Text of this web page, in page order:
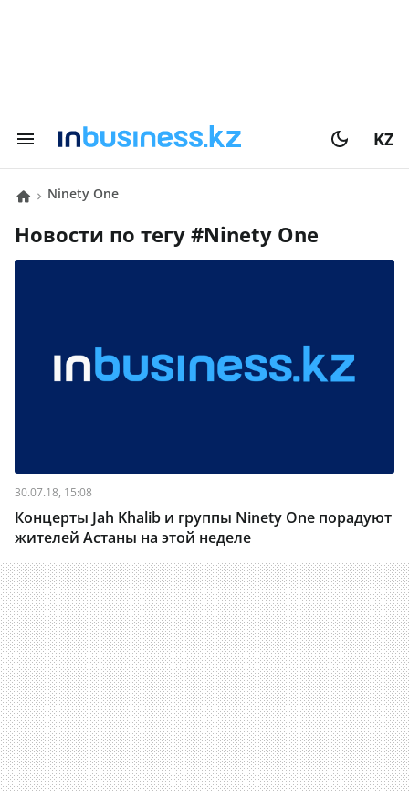
KZ
Ninety One
Новости по тегу # Ninety One
30.07.18, 15:08
Концерты Jah Khalib и группы Ninety One порадуют
жителей Астаны на этой неделе